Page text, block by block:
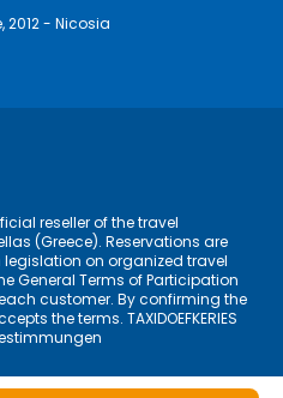
, 2012 - Nicosia
reseller of the travel
(Greece). Reservations are
on organized travel
General Terms of Participation
customer. By confirming the
the terms. TAXIDOEFKERIES